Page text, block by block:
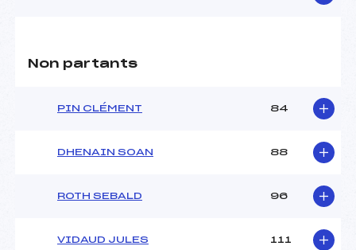
Non partants
PIN CLÉMENT 84
DHENAIN SOAN 88
ROTH SEBALD 96
VIDAUD JULES 111